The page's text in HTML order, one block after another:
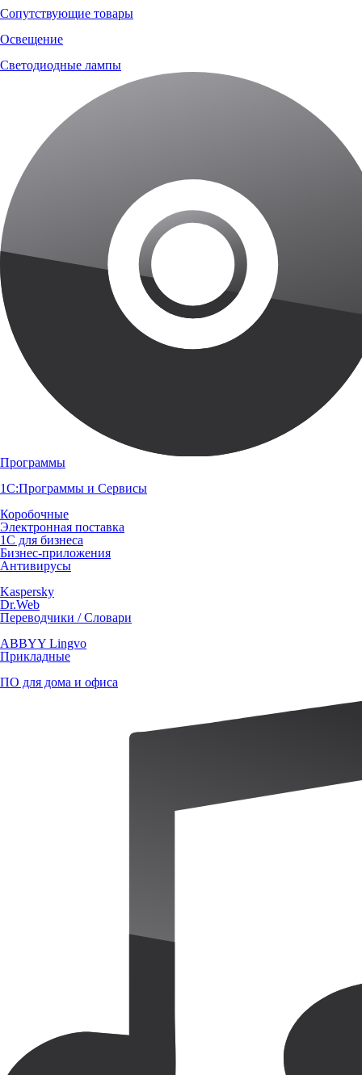
Сопутствующие товары
Освещение
Светодиодные лампы
Программы
1С:Программы и Сервисы
Коробочные
Электронная поставка
1С для бизнеса
Бизнес-приложения
Антивирусы
Kaspersky
Dr.Web
Переводчики / Словари
ABBYY Lingvo
Прикладные
ПО для дома и офиса